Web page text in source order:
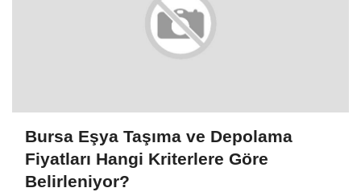
Bursa Eşya Taşıma ve Depolama
Fiyatları Hangi Kriterlere Göre
Belirleniyor?